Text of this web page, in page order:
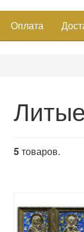
Оплата
5товаров.